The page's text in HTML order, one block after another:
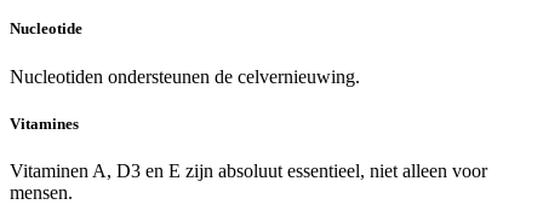
Nucleotide
Nucleotiden ondersteunen de celvernieuwing.
Vitamines
Vitaminen A, D3 en E zijn absoluut essentieel, niet alleen voor
mensen.